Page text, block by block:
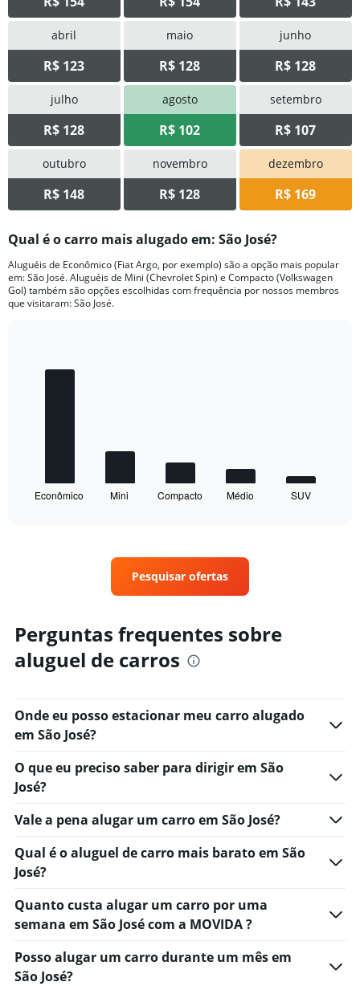
abril
R$ 123
maio
R$ 128
junho
R$ 128
julho
R$ 128
agosto
R$ 102
setembro
R$ 107
outubro
R$ 148
novembro
R$ 128
dezembro
R$ 169
Qual é o carro mais alugado em: São José?
Aluguéis de Econômico (Fiat Argo, por exemplo) são a opção mais popular
em: São José. Aluguéis de Mini (Chevrolet Spin) e Compacto (Volkswagen
Gol) também são opções escolhidas com frequência por nossos membros
que visitaram: São José.
has
1
Y
displaying
values.
Range:
0
to
75.
Econômico Mini Compacto Médio SUV
End
Pesquisar ofertas
Perguntas frequentes sobre
aluguel de carros
Onde eu posso estacionar meu carro alugado
em São José?
O que eu preciso saber para dirigir em São
José?
Vale a pena alugar um carro em São José?
Qual é o aluguel de carro mais barato em São
José?
Quanto custa alugar um carro por uma
semana em São José com a MOVIDA ?
Posso alugar um carro durante um mês em
São José?